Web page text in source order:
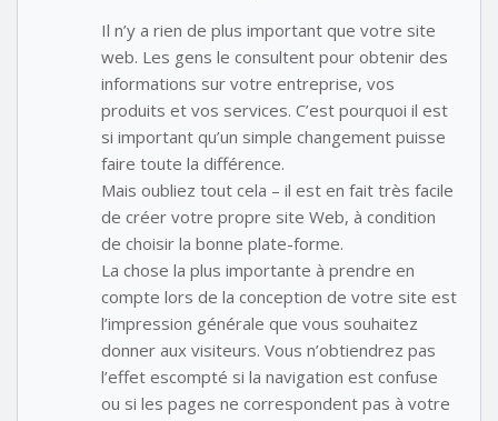
Il n’y a rien de plus important que votre site
web. Les gens le consultent pour obtenir des
informations sur votre entreprise, vos
produits et vos services. C’est pourquoi il est
si important qu’un simple changement puisse
faire toute la différence.
Mais oubliez tout cela – il est en fait très facile
de créer votre propre site Web, à condition
de choisir la bonne plate-forme.
La chose la plus importante à prendre en
compte lors de la conception de votre site est
l’impression générale que vous souhaitez
donner aux visiteurs. Vous n’obtiendrez pas
l’effet escompté si la navigation est confuse
ou si les pages ne correspondent pas à votre